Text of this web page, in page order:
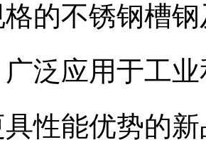
的不锈钢槽
泛应用于工
性能优势的